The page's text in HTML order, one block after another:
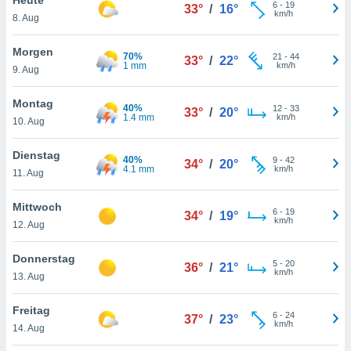
oder
Partner
es uns
das
der
Profil zu
Ihnen
finden
. Sie
jederzeit
Rand
8. Aug
33° / 16° 6- 19
km/h
Morgen
9. Aug
70%
1 mm
33° / 22° 21 - 44
km/h
Montag
10. Aug
40%
1.4 mm
33° / 20° 12- 33
km/h
Dienstag
11. Aug
40%
4.1 mm
34° / 20° 9- 42
km/h
Mittwoch
12. Aug
34° / 19° 6- 19
km/h
Donnerstag
13. Aug
36° / 21° 5- 20
km/h
Freitag
14. Aug
37° / 23° 6- 24
km/h